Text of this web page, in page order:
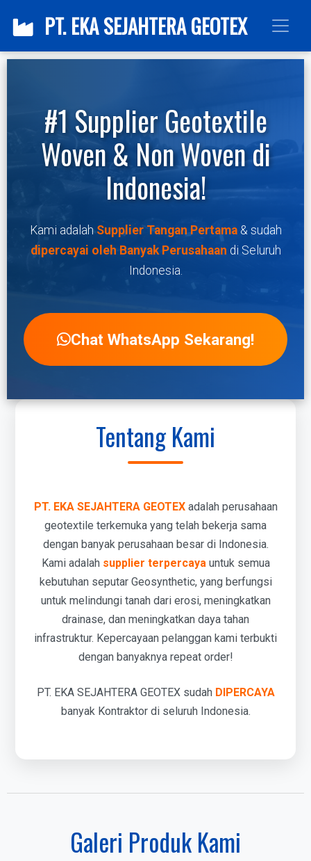
PT. EKA SEJAHTERA GEOTEX
#1 Supplier Geotextile
Woven & Non Woven di
Indonesia!
Kami adalah Supplier Tangan Pertama& sudah
dipercayai oleh Banyak Perusahaan di Seluruh
Indonesia.
Chat WhatsApp Sekarang!
Tentang Kami
PT. EKA SEJAHTERA GEOTEXadalah perusahaan
geotextile terkemuka yang telah bekerja sama
dengan banyak perusahaan besar di Indonesia.
Kami adalah supplier terpercayauntuk semua
kebutuhan seputar Geosynthetic, yang berfungsi
untuk melindungi tanah dari erosi, meningkatkan
drainase, dan meningkatkan daya tahan
infrastruktur. Kepercayaan pelanggan kami terbukti
dengan banyaknya repeat order!
PT. EKA SEJAHTERA GEOTEX sudah DIPERCAYA
banyak Kontraktor di seluruh Indonesia.
Galeri Produk Kami